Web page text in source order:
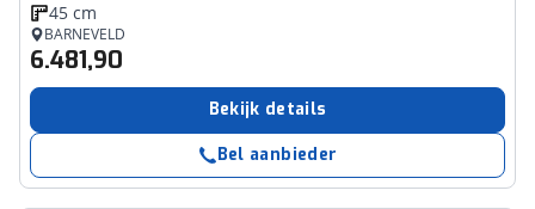
45 cm
BARNEVELD
6.481,90
Bekijk details
Bel aanbieder